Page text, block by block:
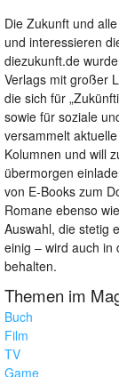
Die Zukunft und
und interessieren
diezukunft.de
Verlags mit großer
die sich für
sowie für soziale
versammelt
Kolumnen und will
übermorgen
von E-Books zum
Romane ebenso
Auswahl, die stetig
einig – wird auch in
behalten.
Themen im
Buch
Film
TV
Game